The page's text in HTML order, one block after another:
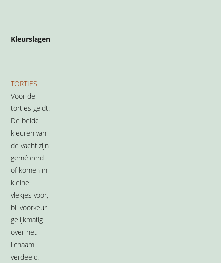
Kleurslagen
wildkleur
kleurimpressie
ticking
grondkleur
voetzolen
sorrel